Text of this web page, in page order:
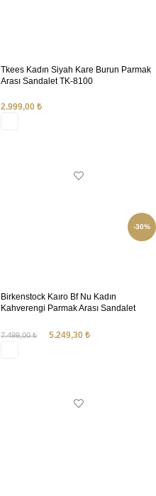
Tkees Kadın Siyah Kare Burun Parmak
Arası Sandalet TK-8100
2.999,00 ₺
-30%
Birkenstock Kaıro Bf Nu Kadın
Kahverengi Parmak Arası Sandalet
7.499,00₺ 5.249,30 ₺